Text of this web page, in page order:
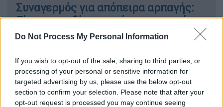
Do Not Process My Personal Information
If you wish to opt-out of the sale, sharing to third parties, or
processing of your personal or sensitive information for
targeted advertising by us, please use the below opt-out
section to confirm your selection. Please note that after your
opt-out request is processed you may continue seeing
Συναγερμός για απόπειρα αρπαγής:
Είπε σε παιδί πως χτύπησε η μητέρα
του και ότι θα το έπαιρνε εκείνος
Ειδικότερα όπως ανακοίνωσε το
ΥΠΑΝ: